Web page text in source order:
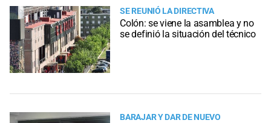
SE REUNIÓ LA DIRECTIVA
Colón: se viene la asamblea y no
se definió la situación del técnico
BARAJAR Y DAR DE NUEVO